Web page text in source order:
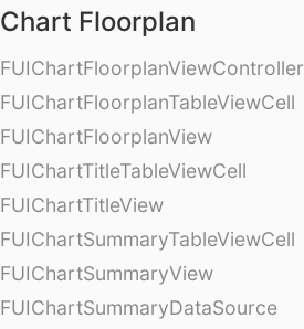
Chart Floorplan
FUIChartFloorplanViewController
FUIChartFloorplanTableViewCell
FUIChartFloorplanView
FUIChartTitleTableViewCell
FUIChartTitleView
FUIChartSummaryTableViewCell
FUIChartSummaryView
FUIChartSummaryDataSource